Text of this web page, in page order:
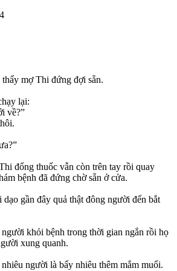
mợ Thi đứng đợi sẵn.
lại:
về?”
đống thuốc vẫn còn trên tay rồi quay
bệnh đã đứng chờ sẵn ở cửa.
gần đây quả thật đông người đến bắt
khỏi bệnh trong thời gian ngắn rồi họ
xung quanh.
người là bấy nhiêu thêm mắm muối.